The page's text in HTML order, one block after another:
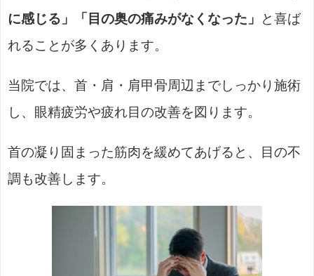
に感じる」「目の奥の痛みがなくなった」
と喜ば
れることが多くあります。
当院では、首・肩・肩甲骨周辺までしっかり施術
し、眼精疲労や疲れ目の改善を図ります。
首の凝り固まった筋肉を緩めてあげると、目の不
調も改善します。